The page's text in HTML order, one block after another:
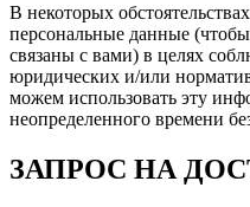
В некоторых
персональные данные
связаны с вами) в целях
юридических и/или
можем использовать эту
неопределенного времени
ЗАПРОС НА